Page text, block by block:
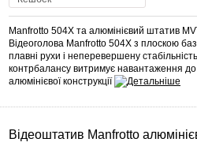
Manfrotto 504X та алюмінієвий штатив
Відеоголова Manfrotto 504X з плоскою
плавні рухи і неперевершену
контрбалансу витримує навантаження до
алюмінієвої конструкції
Відеоштатив Manfrotto